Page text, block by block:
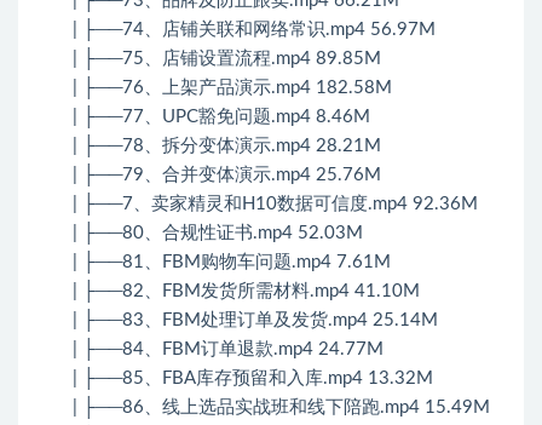
| ├──74、店铺关联和网络常识.mp4 56.97M
| ├──75、店铺设置流程.mp4 89.85M
| ├──76、上架产品演示.mp4 182.58M
| ├──77、UPC豁免问题.mp4 8.46M
| ├──78、拆分变体演示.mp4 28.21M
| ├──79、合并变体演示.mp4 25.76M
| ├──7、卖家精灵和H10数据可信度.mp4 92.36M
| ├──80、合规性证书.mp4 52.03M
| ├──81、FBM购物车问题.mp4 7.61M
| ├──82、FBM发货所需材料.mp4 41.10M
| ├──83、FBM处理订单及发货.mp4 25.14M
| ├──84、FBM订单退款.mp4 24.77M
| ├──85、FBA库存预留和入库.mp4 13.32M
| ├──86、线上选品实战班和线下陪跑.mp4 15.49M